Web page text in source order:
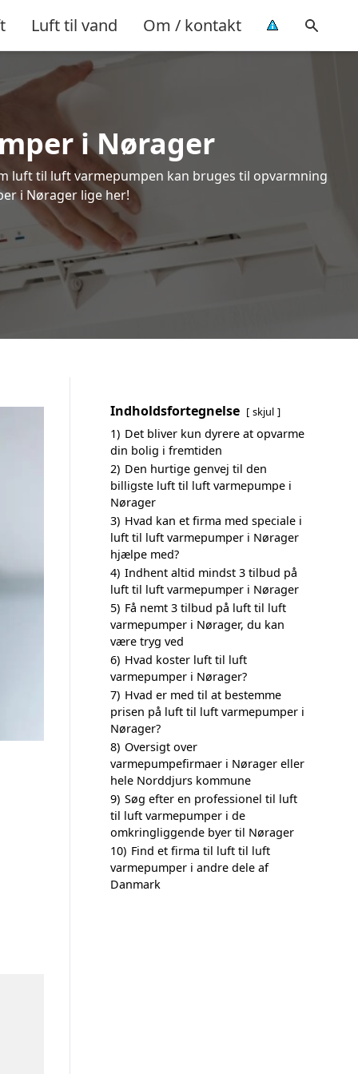
Luft til vand Om / kontakt
i Nørager
luft til luft varmepumpen kan bruges til opvarmning
i Nørager lige her!
Indholdsfortegnelse skjul
1) Det bliver kun dyrere at opvarme
din bolig i fremtiden
2) Den hurtige genvej til den
billigste luft til luft varmepumpe i
Nørager
3) Hvad kan et firma med speciale i
luft til luft varmepumper i Nørager
hjælpe med?
4) Indhent altid mindst 3 tilbud på
luft til luft varmepumper i Nørager
5) Få nemt 3 tilbud på luft til luft
varmepumper i Nørager, du kan
være tryg ved
6) Hvad koster luft til luft
varmepumper i Nørager?
7) Hvad er med til at bestemme
prisen på luft til luft varmepumper i
Nørager?
8) Oversigt over
varmepumpefirmaer i Nørager eller
hele Norddjurs kommune
9) Søg efter en professionel til luft
til luft varmepumper i de
omkringliggende byer til Nørager
10) Find et firma til luft til luft
varmepumper i andre dele af
Danmark